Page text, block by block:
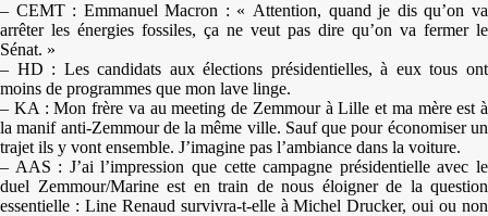
– CEMT : Emmanuel Macron : « Attention, quand je dis qu’on va
arrêter les énergies fossiles, ça ne veut pas dire qu’on va fermer le
Sénat. »
– HD : Les candidats aux élections présidentielles, à eux tous ont
moins de programmes que mon lave linge.
– KA : Mon frère va au meeting de Zemmour à Lille et ma mère est à
la manif anti-Zemmour de la même ville. Sauf que pour économiser un
trajet ils y vont ensemble. J’imagine pas l’ambiance dans la voiture.
– AAS : J’ai l’impression que cette campagne présidentielle avec le
duel Zemmour/Marine est en train de nous éloigner de la question
essentielle : Line Renaud survivra-t-elle à Michel Drucker, oui ou non